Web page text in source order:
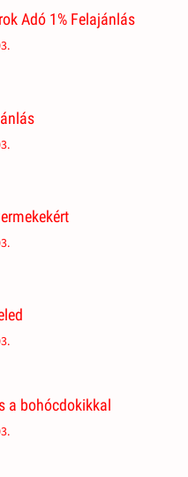
Adó 1% Felajánlás
a bohócdokikkal